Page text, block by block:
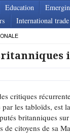
Education
International trade
critiques
par les tabloïds, est
britanniques
de citoyens de sa